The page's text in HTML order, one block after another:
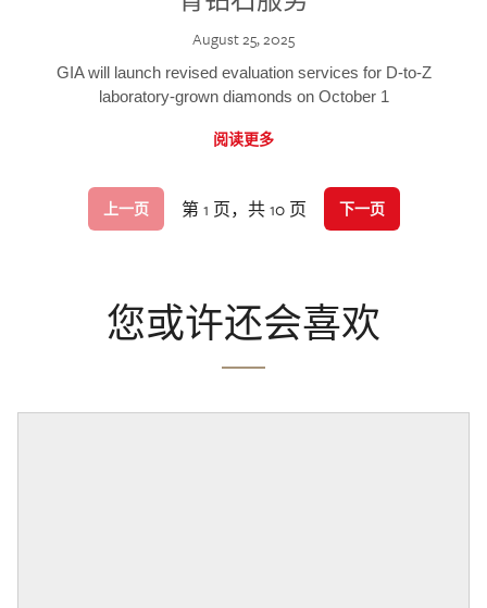
August 25, 2025
GIA will launch revised evaluation services for D-to-Z
laboratory-grown diamonds on October 1
阅读更多
上一页 第 1 页，共 10 页 下一页
您或许还会喜欢